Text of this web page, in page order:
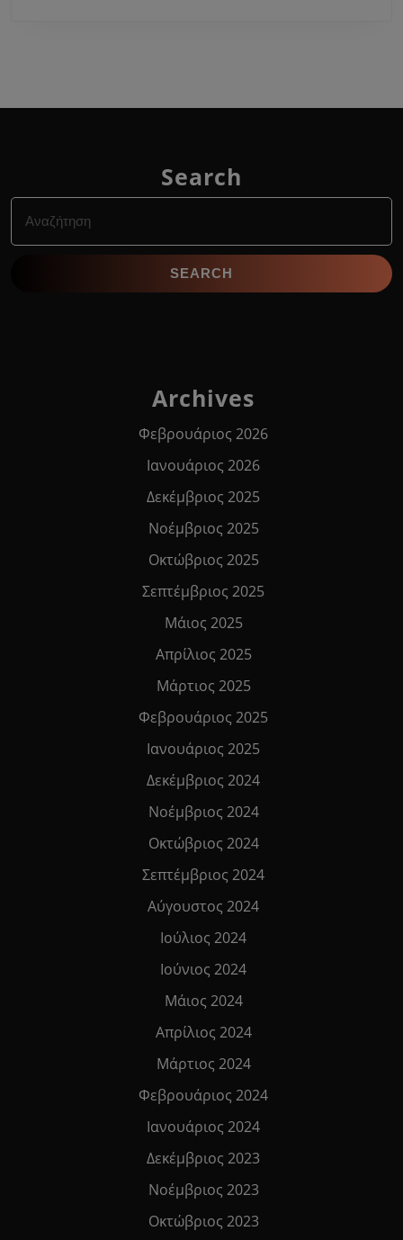
Search
for:
Archives
Φεβρουάριος 2026
Ιανουάριος 2026
Δεκέμβριος 2025
Νοέμβριος 2025
Οκτώβριος 2025
Σεπτέμβριος 2025
Μάιος 2025
Απρίλιος 2025
Μάρτιος 2025
Φεβρουάριος 2025
Ιανουάριος 2025
Δεκέμβριος 2024
Νοέμβριος 2024
Οκτώβριος 2024
Σεπτέμβριος 2024
Αύγουστος 2024
Ιούλιος 2024
Ιούνιος 2024
Μάιος 2024
Απρίλιος 2024
Μάρτιος 2024
Φεβρουάριος 2024
Ιανουάριος 2024
Δεκέμβριος 2023
Νοέμβριος 2023
Οκτώβριος 2023